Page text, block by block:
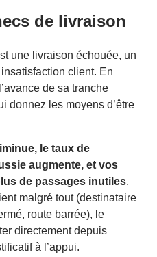
de livraison
une livraison échouée, un
client. En
de sa tranche
donnez les moyens d’être
le taux de
augmente, et vos
de passages inutiles.
malgré tout (destinataire
route barrée), le
directement depuis
à l’appui.